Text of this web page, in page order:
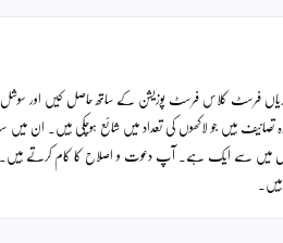
کی ڈگریاں فرسٹ کلاس فرسٹ پوزیشن کے ساتھ حاصل کیں اور سوشل
تصانیف ہیں جو لاکھوں کی تعداد میں شائع ہوچکی ہیں۔ ان میں
میں سے ایک ہے۔ آپ دعوت و اصلاح کا کام کرتے ہیں۔